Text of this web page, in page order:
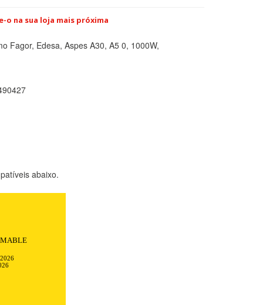
o na sua loja mais próxima
Fagor, Edesa, Aspes A30, A5 0, 1000W,
abaixo.
transcurrió